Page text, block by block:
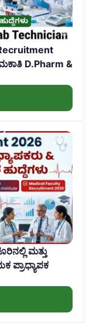
D.Pharm &
ಮತ್ತು
ಪ್ರಾಧ್ಯಾಪಕ